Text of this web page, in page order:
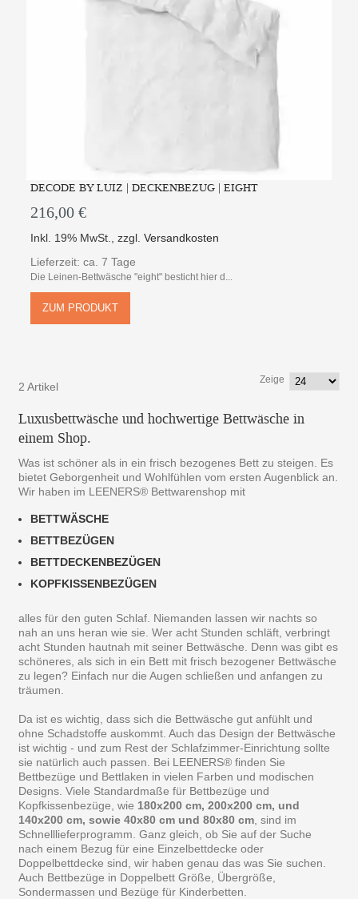
DECODE BY LUIZ | DECKENBEZUG | EIGHT
216,00 €
Inkl. 19% MwSt. ,zzgl.Versandkosten
Lieferzeit: ca. 7 Tage
Die Leinen-Bettwäsche "eight" besticht hier d...
ZUM PRODUKT
2 Artikel
Zeige
Luxusbettwäsche und hochwertige Bettwäsche in
einem Shop.
Was ist schöner als in ein frisch bezogenes Bett zu steigen. Es
bietet Geborgenheit und Wohlfühlen vom ersten Augenblick an.
Wir haben im LEENERS® Bettwarenshop mit
BETTWÄSCHE
BETTBEZÜGEN
BETTDECKENBEZÜGEN
KOPFKISSENBEZÜGEN
alles für den guten Schlaf. Niemanden lassen wir nachts so
nah an uns heran wie sie. Wer acht Stunden schläft, verbringt
acht Stunden hautnah mit seiner Bettwäsche. Denn was gibt es
schöneres, als sich in ein Bett mit frisch bezogener Bettwäsche
zu legen? Einfach nur die Augen schließen und anfangen zu
träumen.
Da ist es wichtig, dass sich die Bettwäsche gut anfühlt und
ohne Schadstoffe auskommt. Auch das Design der Bettwäsche
ist wichtig - und zum Rest der Schlafzimmer-Einrichtung sollte
sie natürlich auch passen. Bei LEENERS® finden Sie
Bettbezüge und Bettlaken in vielen Farben und modischen
Designs. Viele Standardmaße für Bettbezüge und
Kopfkissenbezüge, wie 180x200 cm, 200x200 cm, und
140x200 cm, sowie 40x80 cm und 80x80 cm , sind im
Schnelllieferprogramm. Ganz gleich, ob Sie auf der Suche
nach einem Bezug für eine Einzelbettdecke oder
Doppelbettdecke sind, wir haben genau das was Sie suchen.
Auch Bettbezüge in Doppelbett Größe, Übergröße,
Sondermassen und Bezüge für Kinderbetten.